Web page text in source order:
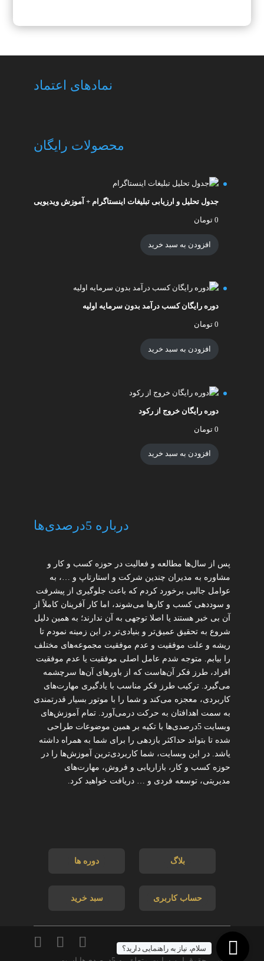
نمادهای اعتماد
محصولات رایگان
جدول تحلیل و ارزیابی تبلیغات اینستاگرام + آموزش ویدیویی
0 تومان
افزودن به سبد خرید
دوره رایگان کسب درآمد بدون سرمایه اولیه
0 تومان
افزودن به سبد خرید
دوره رایگان خروج از رکود
0 تومان
افزودن به سبد خرید
درباره 5درصدی‌ها
پس از سال‌ها مطالعه و فعالیت در حوزه کسب و کار و
مشاوره به مدیران چندین شرکت و استارتاپ و …، به
عوامل جالبی برخورد کردم که باعث جلوگیری از پیشرفت
و سوددهی کسب و کارها می‌شوند، اما کار آفرینان کاملاً از
آن بی خبر هستند یا اصلا توجهی به آن ندارند؛ به همین دلیل
شروع به تحقیق عمیق‌تر و بنیادی‌تر در این زمینه نمودم تا
ریشه و علت موفقیت و عدم موفقیت مجموعه‌های مختلف
را بیابم. متوجه شدم عامل اصلی موفقیت یا عدم موفقیت
افراد، طرز فکر آن‌هاست که از باورهای آن‌ها سرچشمه
می‌گیرد. ترکیب طرز فکر مناسب با یادگیری مهارت‌های
کاربردی، معجزه می‌کند و شما را با موتور بسیار قدرتمندی
به سمت اهدافتان به حرکت درمی‌آورد. تمام آموزش‌های
وبسایت 5درصدی‌ها با تکیه بر همین موضوعات طراحی
شده تا بتواند حداکثر بازدهی را برای شما به همراه داشته
یاشد. در این وبسایت، شما کاربردی‌ترین آموزش‌ها را در
حوزه کسب و کار، بازاریابی و فروش، مهارت‌های
مدیریتی، توسعه فردی و … دریافت خواهید کرد.
بلاگ دوره ها
حساب کاربری سبد خرید
سلام، نیاز به راهنمایی دارید؟